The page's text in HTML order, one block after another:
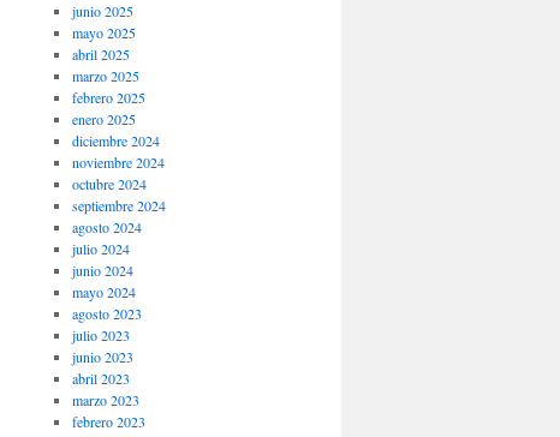
junio 2025
mayo 2025
abril 2025
marzo 2025
febrero 2025
enero 2025
diciembre 2024
noviembre 2024
octubre 2024
septiembre 2024
agosto 2024
julio 2024
junio 2024
mayo 2024
agosto 2023
julio 2023
junio 2023
abril 2023
marzo 2023
febrero 2023